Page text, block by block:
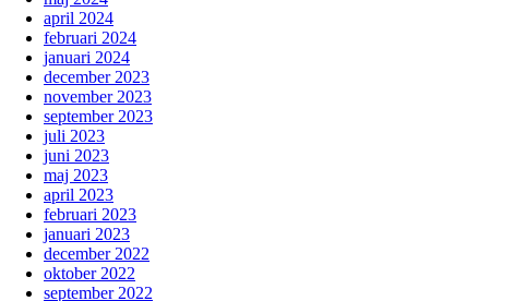
april 2024
februari 2024
januari 2024
december 2023
november 2023
september 2023
juli 2023
juni 2023
maj 2023
april 2023
februari 2023
januari 2023
december 2022
oktober 2022
september 2022